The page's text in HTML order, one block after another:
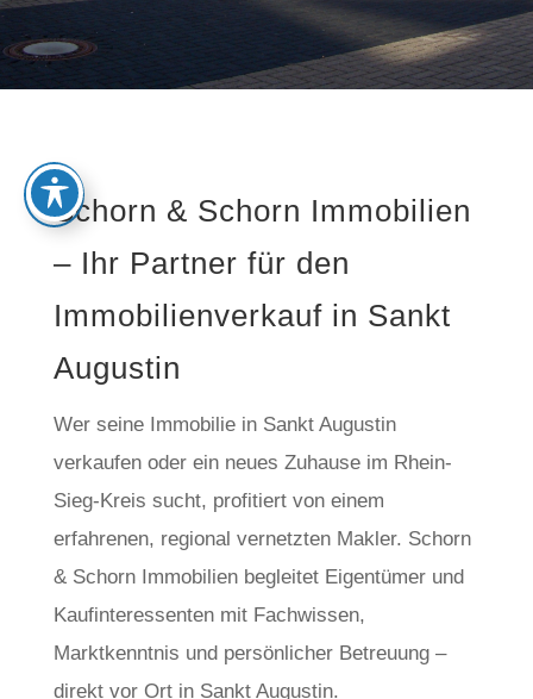
Schorn & Schorn Immobilien
– Ihr Partner für den
Immobilienverkauf in Sankt
Augustin
Wer seine Immobilie in Sankt Augustin
verkaufen oder ein neues Zuhause im Rhein-
Sieg-Kreis sucht, profitiert von einem
erfahrenen, regional vernetzten Makler. Schorn
& Schorn Immobilien begleitet Eigentümer und
Kaufinteressenten mit Fachwissen,
Marktkenntnis und persönlicher Betreuung –
direkt vor Ort in Sankt Augustin.